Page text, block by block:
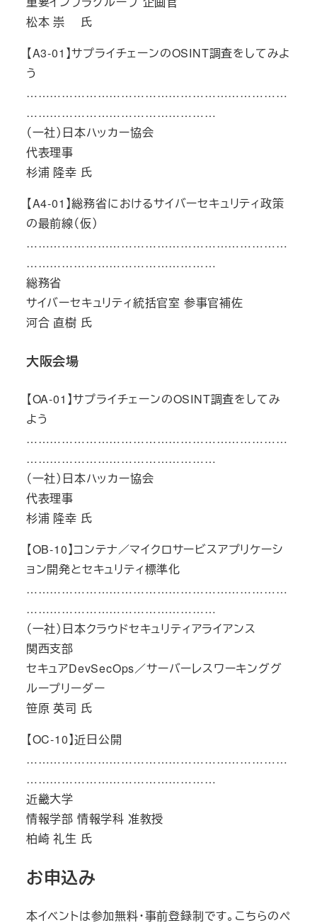
松本 崇 氏
【A3-01】サプライチェーンのOSINT調査をしてみよ
う
…………………………………………………………
…………………………………………
（一社）日本ハッカー協会
代表理事
杉浦 隆幸 氏
【A4-01】総務省におけるサイバーセキュリティ政策
の最前線（仮）
…………………………………………………………
…………………………………………
総務省
サイバーセキュリティ統括官室 参事官補佐
河合 直樹 氏
大阪会場
【OA-01】サプライチェーンのOSINT調査をしてみ
よう
…………………………………………………………
…………………………………………
（一社）日本ハッカー協会
代表理事
杉浦 隆幸 氏
【OB-10】コンテナ／マイクロサービスアプリケーシ
ョン開発とセキュリティ標準化
…………………………………………………………
…………………………………………
（一社）日本クラウドセキュリティアライアンス
関西支部
セキュアDevSecOps／サーバーレスワーキンググ
ループリーダー
笹原 英司 氏
【OC-10】近日公開
…………………………………………………………
…………………………………………
近畿大学
情報学部 情報学科 准教授
柏崎 礼生 氏
お申込み
本イベントは参加無料・事前登録制です。こちらのペ